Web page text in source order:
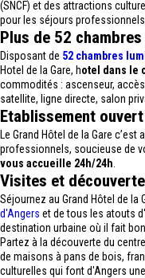
(SNCF) et des attractions
pour les séjours
Plus de 52
Disposant de 52 chambres
Hotel de la Gare, hotel dans le
commodités : ascenseur,
satellite, ligne directe, salon
Etablissement
Le Grand Hôtel de la Gare
professionnels, soucieuse de
vous accueille 24h/24h
Visites et
Séjournez au Grand Hôtel de la
d'Angers et de tous les atouts
destination urbaine où il fait bon
Partez à la découverte du
de maisons à pans de bois,
culturelles qui font d'Angers